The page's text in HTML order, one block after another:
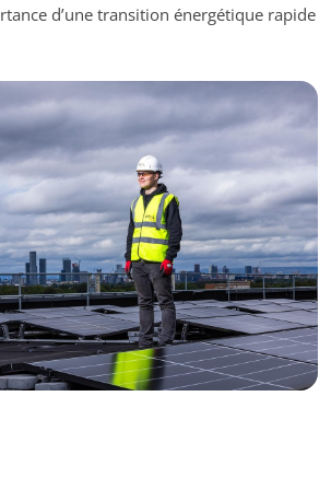
d’une transition énergétique rapide